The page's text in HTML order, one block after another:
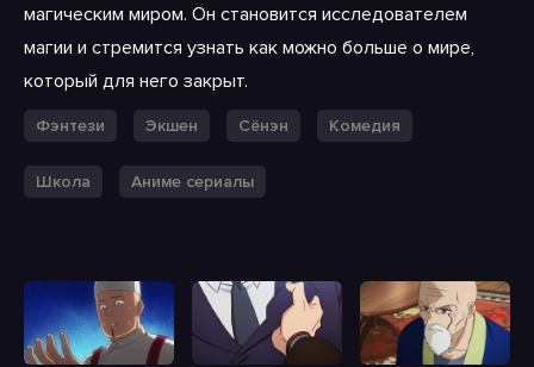
магическим миром. Он становится исследователем
магии и стремится узнать как можно больше о мире,
который для него закрыт.
Фэнтези Экшен Сёнэн Комедия
Школа Аниме сериалы